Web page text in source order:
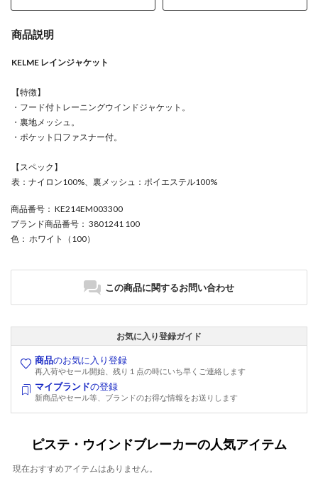
商品説明
KELME レインジャケット
【特徴】
・フード付トレーニングウインドジャケット。
・裏地メッシュ。
・ポケット口ファスナー付。
【スペック】
表：ナイロン100%、裏メッシュ：ポイエステル100%
商品番号 ： KE214EM003300
ブランド商品番号 ： 3801241 100
色 ： ホワイト（100）
この商品に関するお問い合わせ
お気に入り登録ガイド
商品のお気に入り登録
再入荷やセール開始、残り１点の時にいち早くご連絡します
マイブランドの登録
新商品やセール等、ブランドのお得な情報をお送りします
ピステ・ウインドブレーカーの人気アイテム
現在おすすめアイテムはありません。